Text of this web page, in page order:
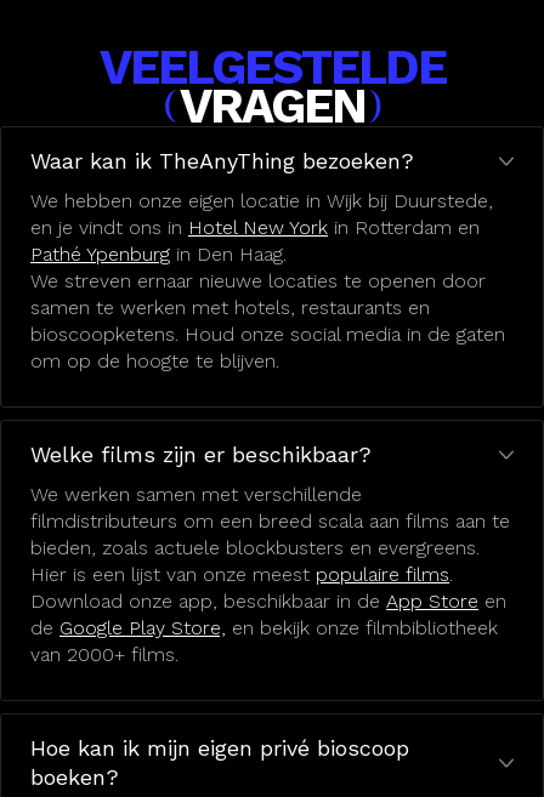
VEELGESTELDE
(VRAGEN)
Waar kan ik TheAnyThing bezoeken?
We hebben onze eigen locatie in Wijk bij Duurstede,
en je vindt ons in Hotel New York in Rotterdam en
Pathé Ypenburg in Den Haag.
We streven ernaar nieuwe locaties te openen door
samen te werken met hotels, restaurants en
bioscoopketens. Houd onze social media in de gaten
om op de hoogte te blijven.
Welke films zijn er beschikbaar?
We werken samen met verschillende
filmdistributeurs om een breed scala aan films aan te
bieden, zoals actuele blockbusters en evergreens.
Hier is een lijst van onze meest populaire films.
Download onze app, beschikbaar in de App Store en
de Google Play Store, en bekijk onze filmbibliotheek
van 2000+ films.
Hoe kan ik mijn eigen privé bioscoop
boeken?